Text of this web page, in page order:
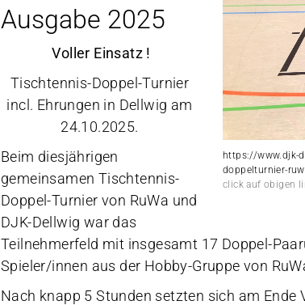
https://www.djk-
doppelturnier-
click auf obigen
Ausgabe 2025
Voller Einsatz !
Tischtennis-Doppel-Turnier
incl. Ehrungen in Dellwig am
24.10.2025.
Beim diesjährigen
gemeinsamen Tischtennis-
Doppel-Turnier von RuWa und
DJK-Dellwig war das
Teilnehmerfeld mit insgesamt 17 Doppel-
Spieler/innen aus der Hobby-Gruppe von
Nach knapp 5 Stunden setzten sich am